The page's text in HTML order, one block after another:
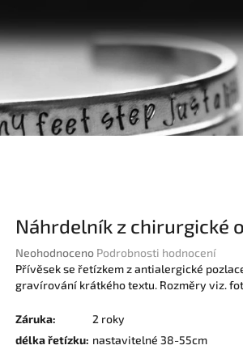
Náhrdelník z chirurgické
Průměrné
hodnocení
produktu
0,0
5
Neohodnoceno Podrobnosti hodnocení
Přívěsek se řetízkem z antialergické
gravírování krátkého textu. Rozměry viz.
Záruka:
2 roky
délka řetízku: nastavitelné 38-55cm